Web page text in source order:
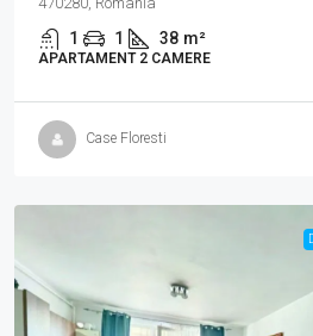
1 1 38 m²
APARTAMENT 2 CAMERE
Case Floresti